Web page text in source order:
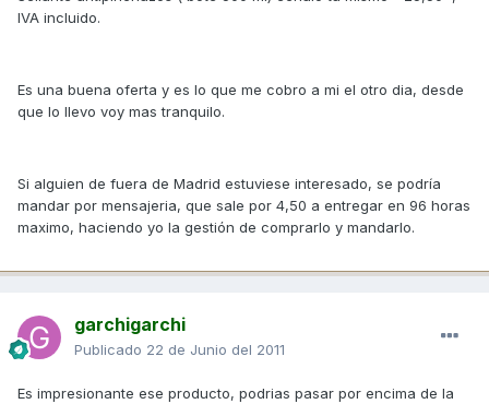
IVA incluido.
Es una buena oferta y es lo que me cobro a mi el otro dia, desde
que lo llevo voy mas tranquilo.
Si alguien de fuera de Madrid estuviese interesado, se podría
mandar por mensajeria, que sale por 4,50 a entregar en 96 horas
maximo, haciendo yo la gestión de comprarlo y mandarlo.
garchigarchi
Publicado 22 de Junio del 2011
Es impresionante ese producto, podrias pasar por encima de la